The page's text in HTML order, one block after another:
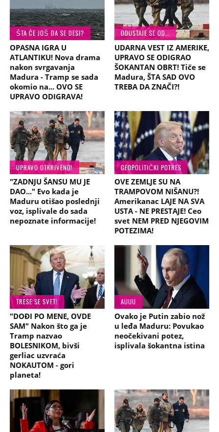
ŠTA ĆE JOŠ DA SE DESI?
OPASNA IGRA U
ATLANTIKU! Nova drama
nakon svrgavanja
Madura - Tramp se sada
okomio na... OVO SE
UPRAVO ODIGRAVA!
ODUSTAJE SE OD...
UDARNA VEST IZ AMERIKE,
UPRAVO SE ODIGRAO
ŠOKANTAN OBRT! Tiče se
Madura, ŠTA SAD OVO
TREBA DA ZNAČI?!
UPRAVO OTKRIVENO!
"ZADNJU ŠANSU MU JE
DAO..." Evo kada je
Maduru otišao poslednji
voz, isplivale do sada
nepoznate informacije!
GEOPOLITIČKI POTRES
OVE ZEMLJE SU NA
TRAMPOVOM NIŠANU?!
Amerikanac LAJE NA SVA
USTA - NE PRESTAJE! Ceo
svet NEM PRED NJEGOVIM
POTEZIMA!
TRESE SE SVET!
"DOĐI PO MENE, OVDE
SAM" Nakon što ga je
Tramp nazvao
BOLESNIKOM, bivši
gerliac uzvraća
NOKAUTOM - gori
planeta!
AUUU
Ovako je Putin zabio nož
u leđa Maduru: Povukao
neočekivani potez,
isplivala šokantna istina